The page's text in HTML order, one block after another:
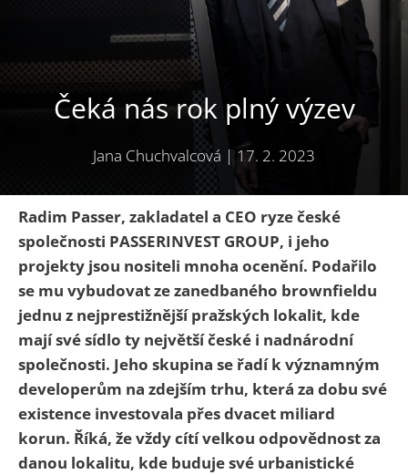
Čeká nás rok plný výzev
Jana Chuchvalcová |17. 2. 2023
Radim Passer, zakladatel a CEO ryze české
společnosti PASSERINVEST GROUP, i jeho
projekty jsou nositeli mnoha ocenění. Podařilo
se mu vybudovat ze zanedbaného brownfieldu
jednu z nejprestižnější pražských lokalit, kde
mají své sídlo ty největší české i nadnárodní
společnosti. Jeho skupina se řadí k významným
developerům na zdejším trhu, která za dobu své
existence investovala přes dvacet miliard
korun. Říká, že vždy cítí velkou odpovědnost za
danou lokalitu, kde buduje své urbanistické